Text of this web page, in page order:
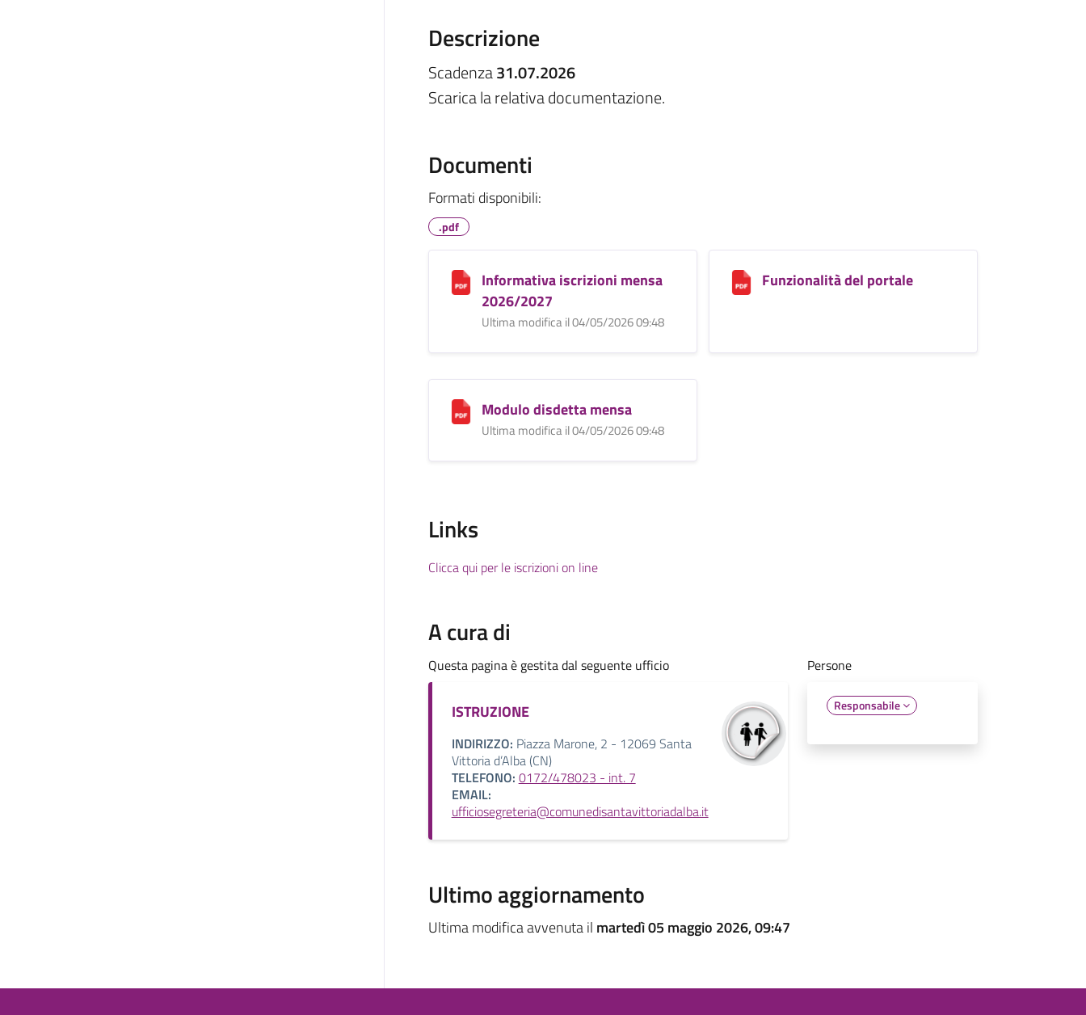
Descrizione
Scadenza31.07.2026
Scarica la relativa documentazione.
Documenti
Formati disponibili:
.pdf
Informativa iscrizioni mensa
2026/2027
Ultima modifica il 04/05/2026 09:48
Funzionalità del portale
Modulo disdetta mensa
Ultima modifica il 04/05/2026 09:48
Links
Clicca qui per le iscrizioni on line
A cura di
Questa pagina è gestita dal seguente ufficio
ISTRUZIONE
INDIRIZZO: Piazza Marone, 2 - 12069 Santa
Vittoria d’Alba (CN)
TELEFONO: 0172/478023 - int. 7
EMAIL:
ufficiosegreteria@comunedisantavittoriadalba.it
Persone
Responsabile
Ultimo aggiornamento
Ultima modifica avvenuta il martedì 05 maggio 2026, 09:47